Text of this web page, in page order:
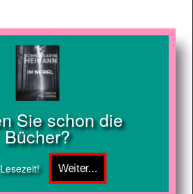
Sie schon die
Bücher?